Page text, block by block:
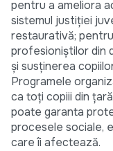
pentru a ameliora
sistemul justiției
restaurativă;
profesioniștilor din
și susținerea
Programele
ca toți copiii din
poate garanta
procesele sociale,
care îi afectează.